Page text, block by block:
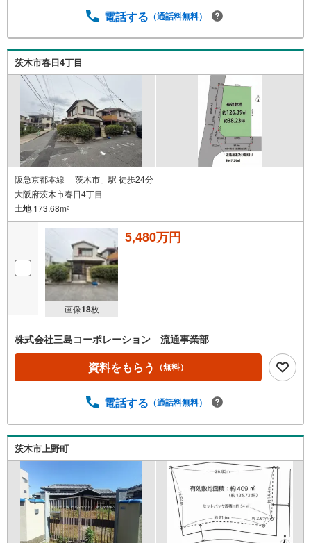
します。・車でご自宅や最寄り駅等、ご指定の場所まで送
別FP相談会 無料物件のご紹介だけでなく住宅ローン・資
金のご相談、まずは家探しについて話を聞きたいという方
も大歓迎です！年間8000棟以上の限定物件を発表している
オープンハウスだから出会える物件が多数ございます。ぜ
ひお気軽にご連絡・ご相談ください！※限定物件:当社の
み、もしくは当社を含めた数社でのみご紹介可能なオープ
ンハウス・ディベロップメントの物件
電話する （通話料無料）
茨木市春日4丁目
阪急京都本線 「茨木市」駅 徒歩24分
大阪府茨木市春日4丁目
土地173.68m2
画像18枚
5,480万円
株式会社三島コーポレーション 流通事業部
資料をもらう （無料）
電話する （通話料無料）
茨木市上野町